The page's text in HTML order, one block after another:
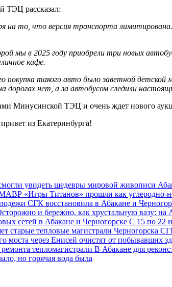
ТЭЦ рассказал:
то, что версия транспорта
мы в 2025 году приобрели три новых
кафе.
покупка такого авто было заветной
дорогах нет, а за автобусом следили
Минусинской ТЭЦ и очень ждет нового
из Екатеринбурга!
увидеть шедевры мировой живописи
МАВР «Игры Титанов» прошли как углеродно-
СГК восстановила в Абакане и
и бережно, как хрустальную вазу: на
сетей в Абакане и Черногорске С 15 по 22
старые тепловые магистрали Черногорска
моста через Енисей очистят от побывавших
тепломагистрали В Абакане для
но горячая вода была